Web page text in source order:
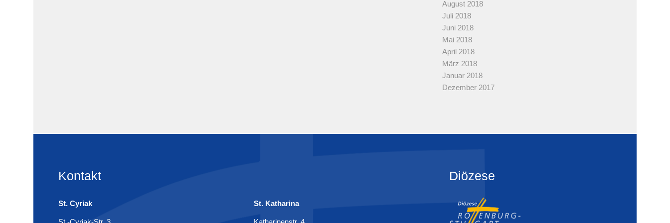
August 2018
Juli 2018
Juni 2018
Mai 2018
April 2018
März 2018
Januar 2018
Dezember 2017
Kontakt
St. Cyriak St. Katharina
Diözese